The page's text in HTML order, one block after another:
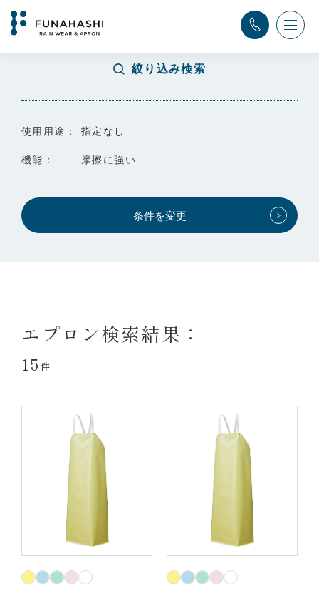
TOP
絞り込み検索
使用用途： 指定なし
機能： 摩擦に強い
条件を変更
エプロン検索結果：
15 件